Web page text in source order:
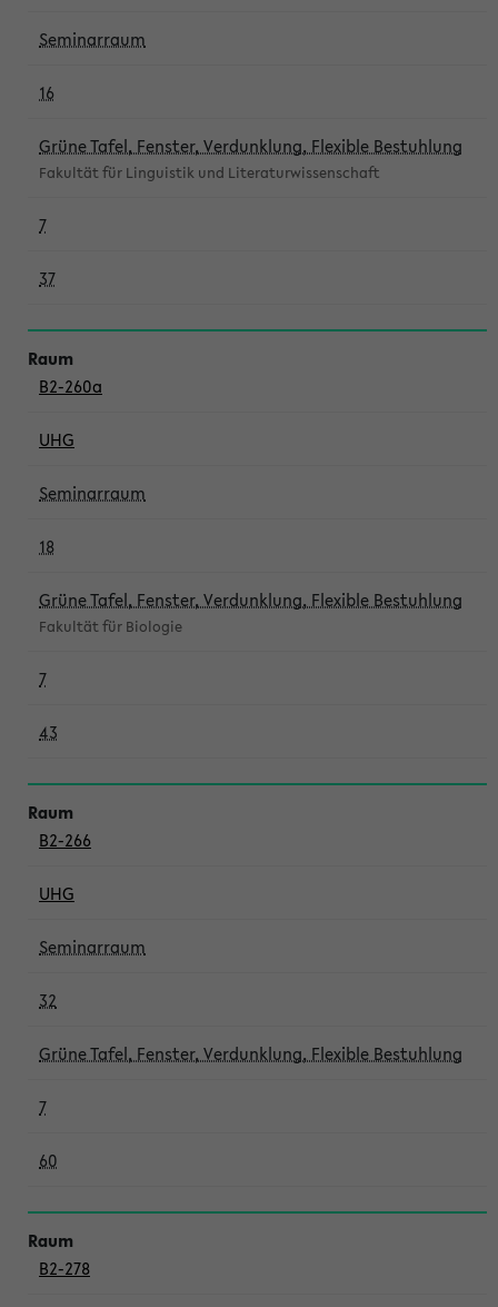
Seminarraum
16
Grüne Tafel, Fenster, Verdunklung, Flexible Bestuhlung
Fakultät für Linguistik und Literaturwissenschaft
7
37
B2-260a
UHG
Seminarraum
18
Grüne Tafel, Fenster, Verdunklung, Flexible Bestuhlung
Fakultät für Biologie
7
43
B2-266
UHG
Seminarraum
32
Grüne Tafel, Fenster, Verdunklung, Flexible Bestuhlung
7
60
B2-278